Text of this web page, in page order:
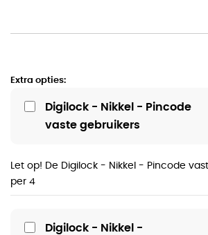
Extra opties:
Digilock - Nikkel - Pincode
vaste gebruikers
Let op! De Digilock - Nikkel - Pincode
per 4
Digilock - Nikkel -